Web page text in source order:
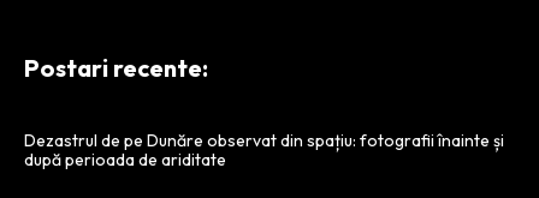
Postari recente:
Dezastrul de pe Dunăre observat din spațiu: fotografii înainte și
după perioada de ariditate